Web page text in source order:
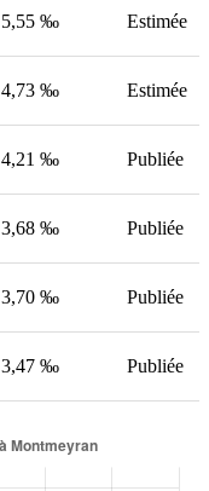
5,55 ‰ Estimée
4,73 ‰ Estimée
4,21 ‰ Publiée
3,68 ‰ Publiée
3,70 ‰ Publiée
3,47 ‰ Publiée